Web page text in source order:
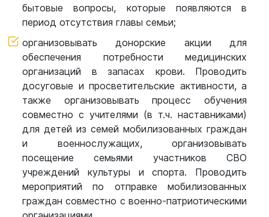
бытовые вопросы, которые появляются в
период отсутствия главы семьи;
организовывать донорские акции для
обеспечения потребности медицинских
организаций в запасах крови. Проводить
досуговые и просветительские активности, а
также организовывать процесс обучения
совместно с учителями (в т.ч. наставниками)
для детей из семей мобилизованных граждан
и военнослужащих, организовывать
посещение семьями участников СВО
учреждений культуры и спорта. Проводить
мероприятий по отправке мобилизованных
граждан совместно с военно-патриотическими